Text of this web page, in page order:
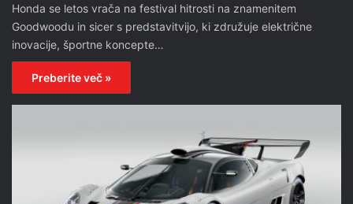
Honda se letos vrača na festival hitrosti na znamenitem
Goodwoodu in sicer s predstavitvijo, ki združuje električne
inovacije, športne koncepte…
Preberite več »